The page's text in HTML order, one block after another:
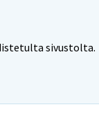
sivustolta.